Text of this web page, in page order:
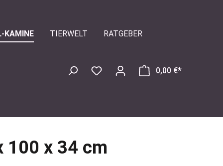
KAMINE TIERWELT RATGEBER
0,00 €*
100 x 34 cm